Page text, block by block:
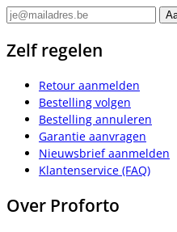
Zelf regelen
Retour aanmelden
Bestelling volgen
Bestelling annuleren
Garantie aanvragen
Nieuwsbrief aanmelden
Klantenservice (FAQ)
Over Proforto